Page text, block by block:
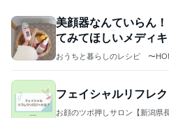
美顔器なんていらん
てみてほしいメディキ
おうちと暮らしのレシピ 〜
フェイシャルリフレ
お顔のツボ押しサロン【新潟県